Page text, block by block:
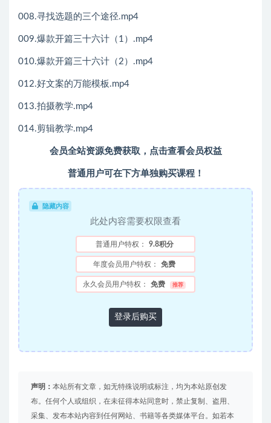
008.寻找选题的三个途径.mp4
009.爆款开篇三十六计（1）.mp4
010.爆款开篇三十六计（2）.mp4
012.好文案的万能模板.mp4
013.拍摄教学.mp4
014.剪辑教学.mp4
会员全站资源免费获取，点击查看会员权益
普通用户可在下方单独购买课程！
隐藏内容
此处内容需要权限查看
普通用户特权： 9.8积分
年度会员用户特权： 免费
永久会员用户特权： 免费 推荐
登录后购买
声明： 本站所有文章，如无特殊说明或标注，均为本站原创发
布。任何个人或组织，在未征得本站同意时，禁止复制、盗用、
采集、发布本站内容到任何网站、书籍等各类媒体平台。如若本